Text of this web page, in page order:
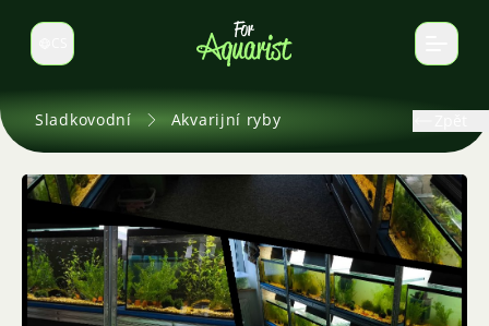
Select language
Sladkovodní Akvarijní ryby